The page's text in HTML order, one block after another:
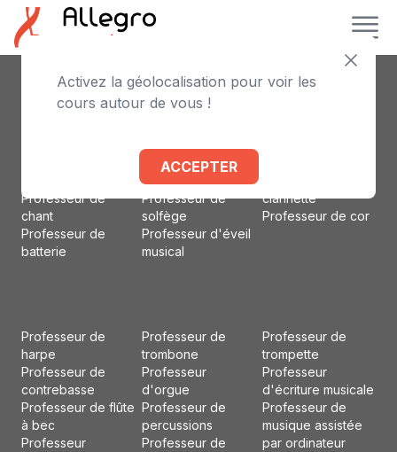
Activez la géolocalisation pour voir les
cours autour de vous !
ACCEPTER
Professeur de
Professeur de
chant
Professeur de
batterie
Professeur de
violoncelle
Professeur de
basse
Professeur de
solfège
Professeur d'éveil
musical
Professeur
clarinette
Professeur de cor
Professeur de
harpe
Professeur de
contrebasse
Professeur de flûte
à bec
Professeur
Professeur de
trombone
Professeur
d'orgue
Professeur de
percussions
Professeur de
Professeur de
trompette
Professeur
d'écriture musicale
Professeur de
musique assistée
par ordinateur